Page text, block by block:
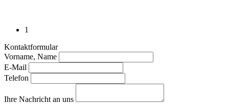
1
Kontaktformular
Vorname, Name
E-Mail
Telefon
Ihre Nachricht an uns